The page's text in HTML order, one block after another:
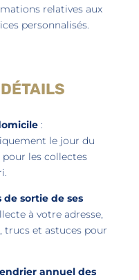
relatives aux
personnalisés.
:
le jour du
les collectes
sortie de ses
à votre adresse,
trucs et astuces pour
annuel des